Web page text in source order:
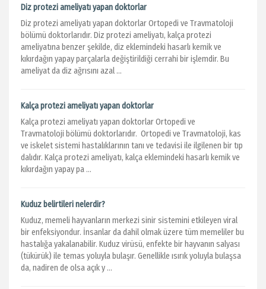
Diz protezi ameliyatı yapan doktorlar
Diz protezi ameliyatı yapan doktorlar Ortopedi ve Travmatoloji
bölümü doktorlarıdır. Diz protezi ameliyatı, kalça protezi
ameliyatına benzer şekilde, diz eklemindeki hasarlı kemik ve
kıkırdağın yapay parçalarla değiştirildiği cerrahi bir işlemdir. Bu
ameliyat da diz ağrısını azal ...
Kalça protezi ameliyatı yapan doktorlar
Kalça protezi ameliyatı yapan doktorlar Ortopedi ve
Travmatoloji bölümü doktorlarıdır. Ortopedi ve Travmatoloji, kas
ve iskelet sistemi hastalıklarının tanı ve tedavisi ile ilgilenen bir tıp
dalıdır. Kalça protezi ameliyatı, kalça eklemindeki hasarlı kemik ve
kıkırdağın yapay pa ...
Kuduz belirtileri nelerdir?
Kuduz, memeli hayvanların merkezi sinir sistemini etkileyen viral
bir enfeksiyondur. İnsanlar da dahil olmak üzere tüm memeliler bu
hastalığa yakalanabilir. Kuduz virüsü, enfekte bir hayvanın salyası
(tükürük) ile temas yoluyla bulaşır. Genellikle ısırık yoluyla bulaşsa
da, nadiren de olsa açık y ...